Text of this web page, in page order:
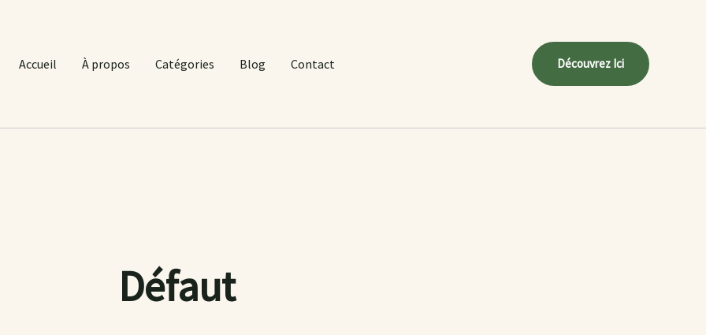
Accueil À propos Catégories Blog Contact Découvrez Ici
Défaut